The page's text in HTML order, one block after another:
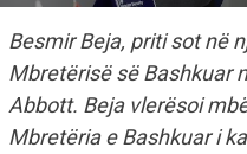
Besmir Beja, priti sot në
Mbretërisë së Bashkuar
Abbott. Beja vlerësoi
Mbretëria e Bashkuar i